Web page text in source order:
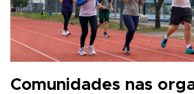
Comunidades nas